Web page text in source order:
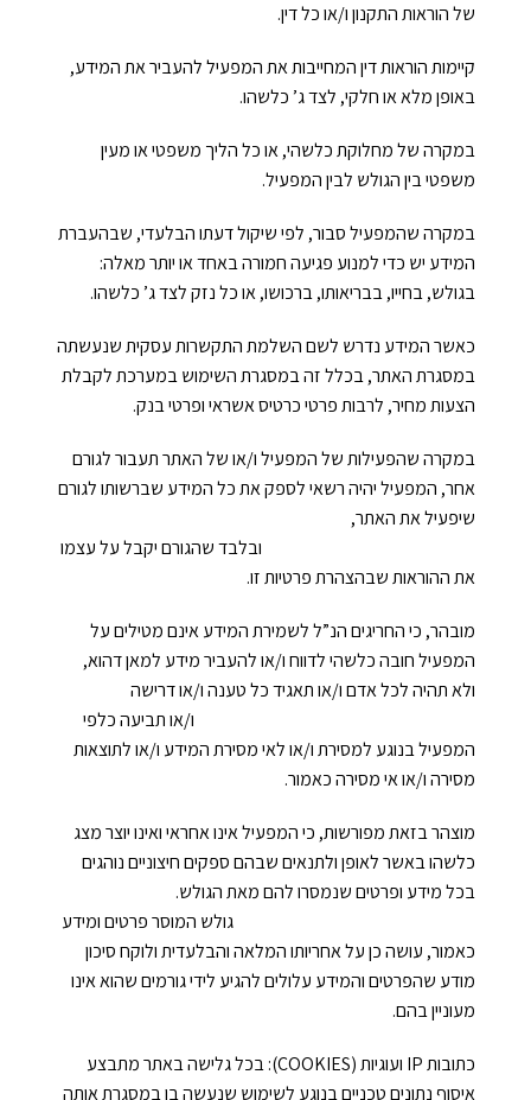
של הוראות התקנון ו/או כל דין.
קיימות הוראות דין המחייבות את המפעיל להעביר את המידע,
באופן מלא או חלקי, לצד ג’ כלשהו.
במקרה של מחלוקת כלשהי, או כל הליך משפטי או מעין
משפטי בין הגולש לבין המפעיל.
במקרה שהמפעיל סבור, לפי שיקול דעתו הבלעדי, שבהעברת
המידע יש כדי למנוע פגיעה חמורה באחד או יותר מאלה:
בגולש, בחייו, בבריאותו, ברכושו, או כל נזק לצד ג’ כלשהו.
כאשר המידע נדרש לשם השלמת התקשרות עסקית שנעשתה
במסגרת האתר, בכלל זה במסגרת השימוש במערכת לקבלת
הצעות מחיר, לרבות פרטי כרטיס אשראי ופרטי בנק.
במקרה שהפעילות של המפעיל ו/או של האתר תעבור לגורם
אחר, המפעיל יהיה רשאי לספק את כל המידע שברשותו לגורם
שיפעיל את האתר,
ובלבד שהגורם יקבל על עצמו
את ההוראות שבהצהרת פרטיות זו.
מובהר, כי החריגים הנ”ל לשמירת המידע אינם מטילים על
המפעיל חובה כלשהי לדווח ו/או להעביר מידע למאן דהוא,
ולא תהיה לכל אדם ו/או תאגיד כל טענה ו/או דרישה
ו/או תביעה כלפי
המפעיל בנוגע למסירת ו/או לאי מסירת המידע ו/או לתוצאות
מסירה ו/או אי מסירה כאמור.
מוצהר בזאת מפורשות, כי המפעיל אינו אחראי ואינו יוצר מצג
כלשהו באשר לאופן ולתנאים שבהם ספקים חיצוניים נוהגים
בכל מידע ופרטים שנמסרו להם מאת הגולש.
גולש המוסר פרטים ומידע
כאמור, עושה כן על אחריותו המלאה והבלעדית ולוקח סיכון
מודע שהפרטים והמידע עלולים להגיע לידי גורמים שהוא אינו
מעוניין בהם.
כתובות IP ועוגיות (COOKIES): בכל גלישה באתר מתבצע
איסוף נתונים טכניים בנוגע לשימוש שנעשה בו במסגרת אותה
בחר סיסמה מ-6 עד 14 תווים המכלים ספרות ואותיות באנגלית
בהצטרפות הינך מצהיר כי קראת את התקנון ואתה
מסכים
בלחיצהל תנאי השימוש
אני פחות רוצה לקבל עדכונים, תודה
הרשמה
יש לי חשבון